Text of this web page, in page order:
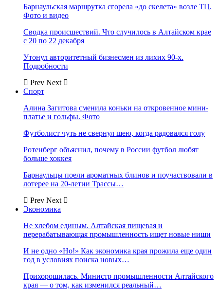
Барнаульская маршрутка сгорела «до скелета» возле ТЦ.
Фото и видео
Сводка происшествий. Что случилось в Алтайском крае
с 20 по 22 декабря
Утонул авторитетный бизнесмен из лихих 90-х.
Подробности
Prev Next
Спорт
Алина Загитова сменила коньки на откровенное мини-
платье и гольфы. Фото
Футболист чуть не свернул шею, когда радовался голу
Ротенберг объяснил, почему в России футбол любят
больше хоккея
Барнаульцы поели ароматных блинов и поучаствовали в
лотерее на 20-летии Трассы…
Prev Next
Экономика
Не хлебом единым. Алтайская пищевая и
перерабатывающая промышленность ищет новые ниши
И не одно «Но!» Как экономика края прожила еще один
год в условиях поиска новых…
Прихорошилась. Министр промышленности Алтайского
края — о том, как изменился реальный…